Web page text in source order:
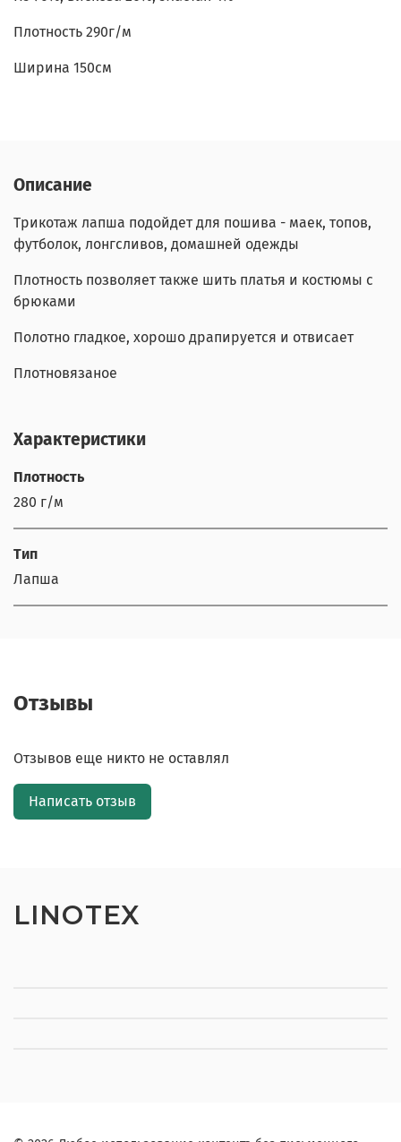
Плотность 290г/м
Ширина 150см
Описание
Трикотаж лапша подойдет для пошива - маек, топов,
футболок, лонгсливов, домашней одежды
Плотность позволяет также шить платья и костюмы с
брюками
Полотно гладкое, хорошо драпируется и отвисает
Плотновязаное
Характеристики
Плотность
280 г/м
Тип
Лапша
Отзывы
Отзывов еще никто не оставлял
Написать отзыв
LINOTEX